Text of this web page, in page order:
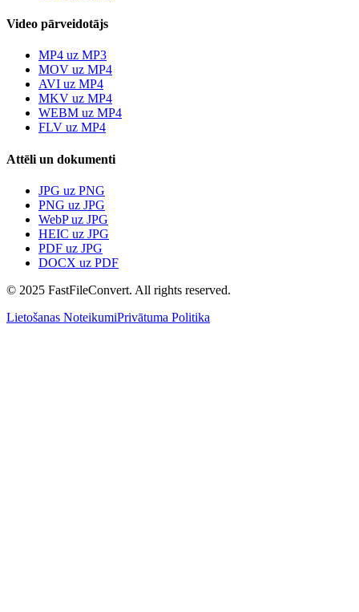
Video pārveidotājs
MP4 uz MP3
MOV uz MP4
AVI uz MP4
MKV uz MP4
WEBM uz MP4
FLV uz MP4
Attēli un dokumenti
JPG uz PNG
PNG uz JPG
WebP uz JPG
HEIC uz JPG
PDF uz JPG
DOCX uz PDF
© 2025 FastFileConvert. All rights reserved.
Lietošanas NoteikumiPrivātuma Politika